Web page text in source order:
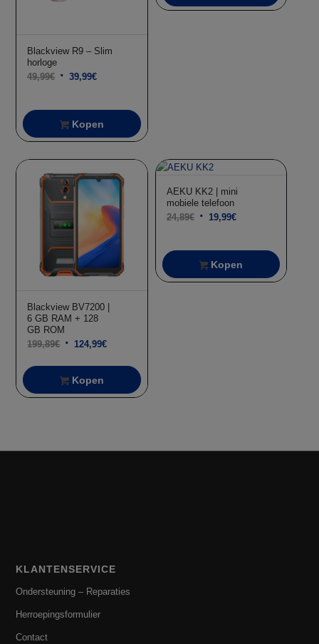
Blackview R9 – Slim
horloge
49,99€ Oorspronkelijke
was:
49,99€.
39,99€Huidige
is:
39,99€.
Kopen
Blackview BV7200 |
6 GB RAM + 128
GB ROM
199,89€ Oorspronkelijke
was:
199,89€.
124,99€Huidige
124,99€.
Aanbieding!
Kopen
AEKU KK2 | mini
mobiele telefoon
24,89€ Oorspronkelijke
was:
24,89€.
19,99€Huidige
is:
19,99€.
Kopen
KLANTENSERVICE
Ondersteuning – Reparaties
Herroepingsformulier
Contact